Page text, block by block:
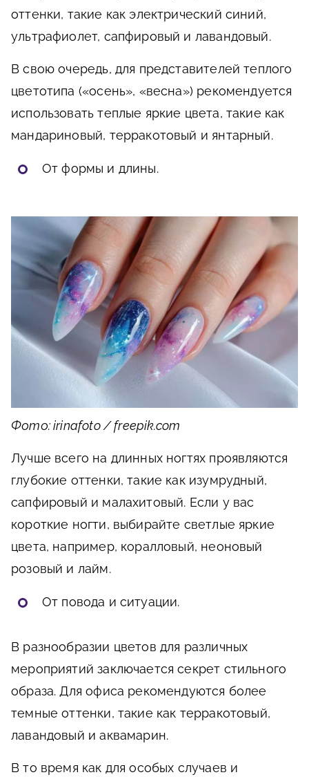
оттенки, такие как электрический синий,
ультрафиолет, сапфировый и лавандовый.
В свою очередь, для представителей теплого
цветотипа («осень», «весна») рекомендуется
использовать теплые яркие цвета, такие как
мандариновый, терракотовый и янтарный.
От формы и длины.
Фото: irinafoto / freepik.com
Лучше всего на длинных ногтях проявляются
глубокие оттенки, такие как изумрудный,
сапфировый и малахитовый. Если у вас
короткие ногти, выбирайте светлые яркие
цвета, например, коралловый, неоновый
розовый и лайм.
От повода и ситуации.
В разнообразии цветов для различных
мероприятий заключается секрет стильного
образа. Для офиса рекомендуются более
темные оттенки, такие как терракотовый,
лавандовый и аквамарин.
В то время как для особых случаев и